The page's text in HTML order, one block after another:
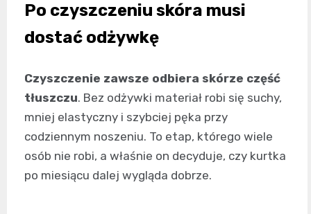
Po czyszczeniu skóra musi
dostać odżywkę
Czyszczenie zawsze odbiera skórze część
tłuszczu. Bez odżywki materiał robi się suchy,
mniej elastyczny i szybciej pęka przy
codziennym noszeniu. To etap, którego wiele
osób nie robi, a właśnie on decyduje, czy kurtka
po miesiącu dalej wygląda dobrze.